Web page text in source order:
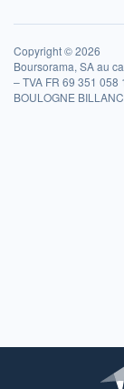
Copyright © 2026
Boursorama, SA au
– TVA FR 69 351
BOULOGNE